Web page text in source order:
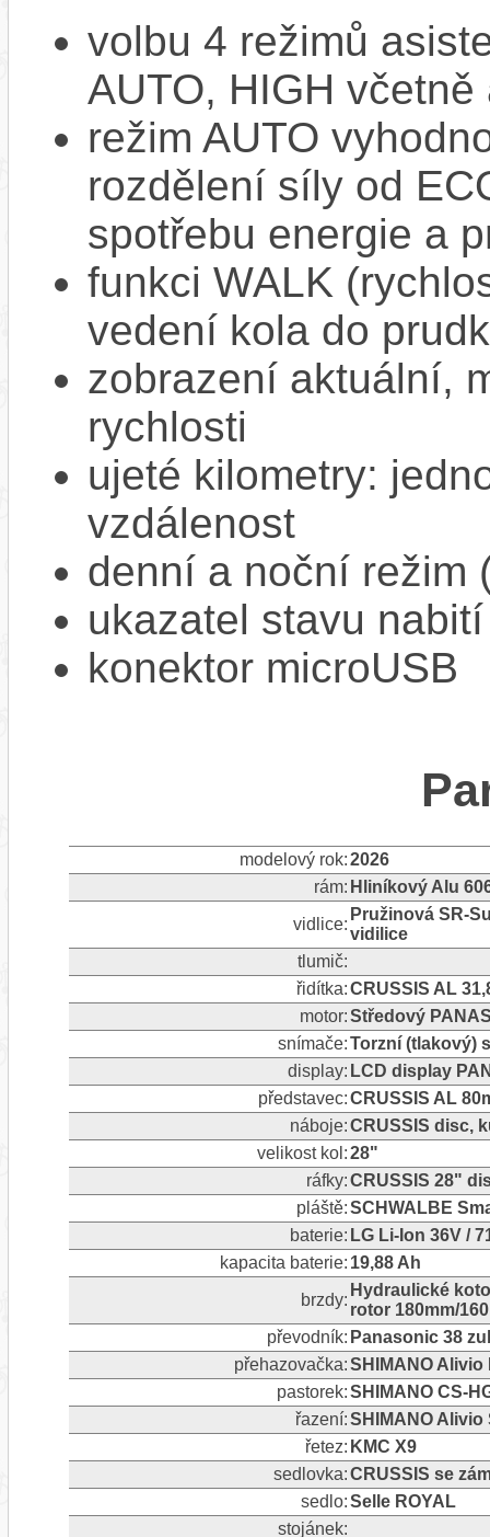
volbu 4 režimů
AUTO, HIGH
režim AUTO
rozdělení síly od
spotřebu energie a
funkci WALK
vedení kola do
zobrazení aktuální,
rychlosti
ujeté kilometry:
vzdálenost
denní a noční režim
ukazatel stavu
konektor microUSB
modelový rok:2026
rám: Hliníkový Alu
vidlice:
Pružinová SR-
vidilice
tlumič:
řidítka:CRUSSIS AL
motor:Středový
snímače:Torzní (tlakový)
display: LCD display
představec:CRUSSIS AL
náboje:CRUSSIS disc,
velikost kol:28"
ráfky:CRUSSIS 28"
pláště:SCHWALBE
baterie: LG Li-Ion 36V /
kapacita baterie: 19,88 Ah
brzdy:
Hydraulické
rotor 180mm/
převodník: Panasonic 38
přehazovačka:SHIMANO Alivio
pastorek:SHIMANO CS-
řazení:SHIMANO Alivio
řetez: KMC X9
sedlovka:CRUSSIS se
sedlo:Selle ROYAL
stojánek: